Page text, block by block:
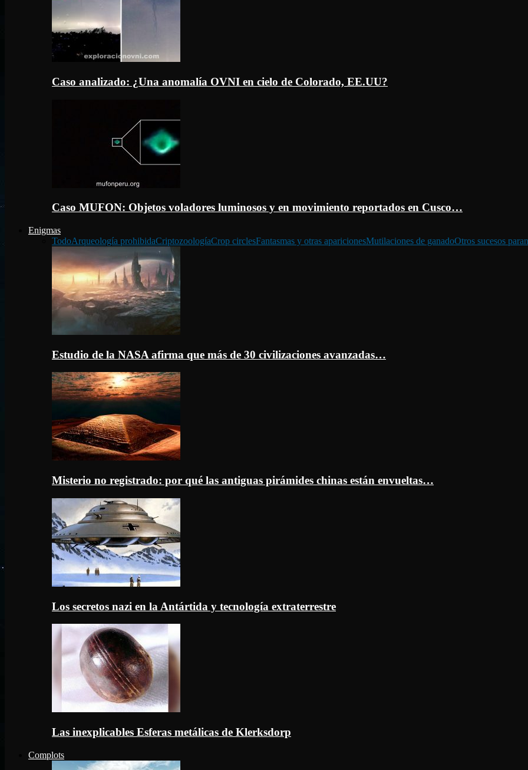
Caso analizado: ¿Una anomalía OVNI en cielo de Colorado, EE.UU?
Caso MUFON: Objetos voladores luminosos y en movimiento reportados en Cusco…
Enigmas
TodoArqueología prohibidaCriptozoologíaCrop circlesFantasmas y otras aparicionesMutilaciones de ganadoOtros sucesos
Estudio de la NASA afirma que más de 30 civilizaciones avanzadas…
Misterio no registrado: por qué las antiguas pirámides chinas están envueltas…
Los secretos nazi en la Antártida y tecnología extraterrestre
Las inexplicables Esferas metálicas de Klerksdorp
Complots